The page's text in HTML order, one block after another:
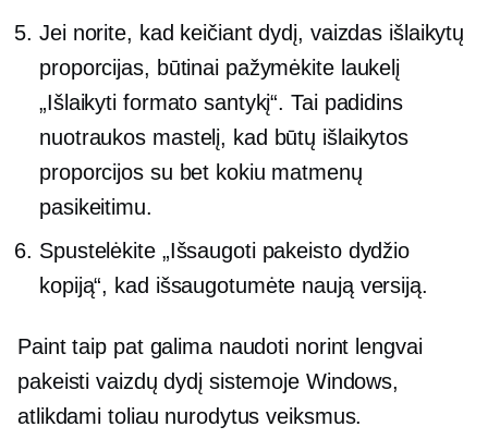
Jei norite, kad keičiant dydį, vaizdas išlaikytų
proporcijas, būtinai pažymėkite laukelį
„Išlaikyti formato santykį“. Tai padidins
nuotraukos mastelį, kad būtų išlaikytos
proporcijos su bet kokiu matmenų
pasikeitimu.
Spustelėkite „Išsaugoti pakeisto dydžio
kopiją“, kad išsaugotumėte naują versiją.
Paint taip pat galima naudoti norint lengvai
pakeisti vaizdų dydį sistemoje Windows,
atlikdami toliau nurodytus veiksmus.